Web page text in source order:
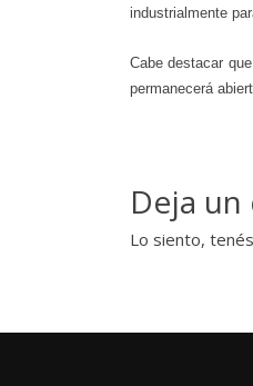
industrialmente
Cabe destacar
permanecerá
Deja
Lo siento,